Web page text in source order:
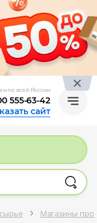
по всей России
555-63-42
сайт
Магазины